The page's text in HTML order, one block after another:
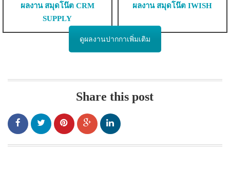
ผลงาน สมุดโน๊ต CRM
SUPPLY
ผลงาน สมุดโน๊ต IWISH
ดูผลงานปากกาเพิ่มเติม
Share this post